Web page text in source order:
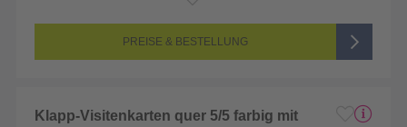
Seitenanzahl: 4-seitig (Vorderseite und Rückseite bedruckt)
5/5-farbig (vollfarbig bedruckt + 1 Sonderfarbe)
PREISE & BESTELLUNG
Klapp-Visitenkarten quer 5/5 farbig mit